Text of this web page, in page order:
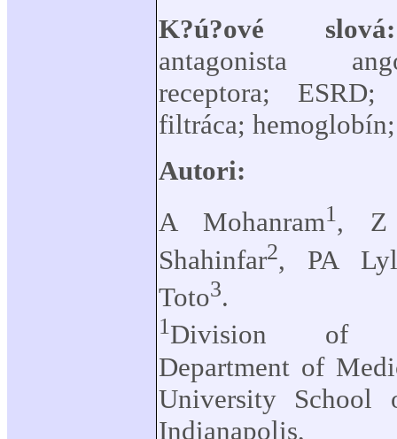
K?ú?ové slová:
antagonista
receptora; ESRD;
filtráca;
Autori:
A Mohanram1, Z
Shahinfar2, PA
Toto3.
1Division of
Department of
University School